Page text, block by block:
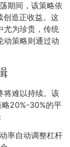
期间，该策略依
创造正收益。这
尤为珍贵，传统
动策略则通过动
将难以持续。该
略20%-30%的平
率自动调整杠杆